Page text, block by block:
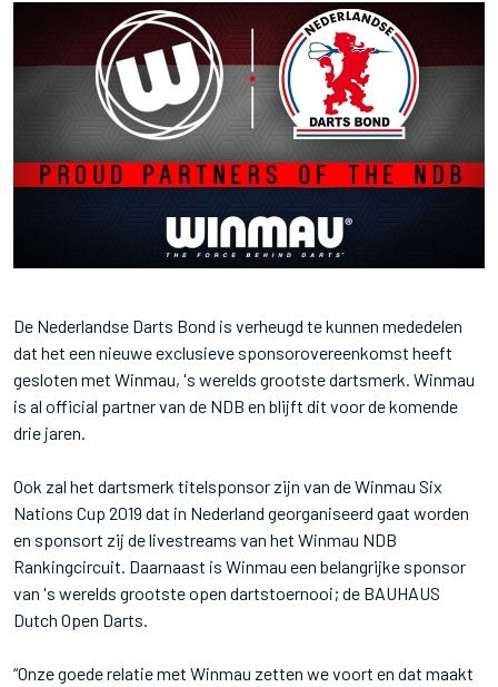
De Nederlandse Darts Bond is verheugd te kunnen mededelen
dat het een nieuwe exclusieve sponsorovereenkomst heeft
gesloten met Winmau, 's werelds grootste dartsmerk. Winmau
is al official partner van de NDB en blijft dit voor de komende
drie jaren.
Ook zal het dartsmerk titelsponsor zijn van de Winmau Six
Nations Cup 2019 dat in Nederland georganiseerd gaat worden
en sponsort zij de livestreams van het Winmau NDB
Rankingcircuit. Daarnaast is Winmau een belangrijke sponsor
van 's werelds grootste open dartstoernooi; de BAUHAUS
Dutch Open Darts.
“Onze goede relatie met Winmau zetten we voort en dat maakt